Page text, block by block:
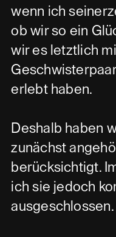
wenn ich
ob wir so ein
wir es letztlich
erlebt haben.
Deshalb haben
zunächst
berücksichtigt.
ich sie jedoch
ausgeschlossen.